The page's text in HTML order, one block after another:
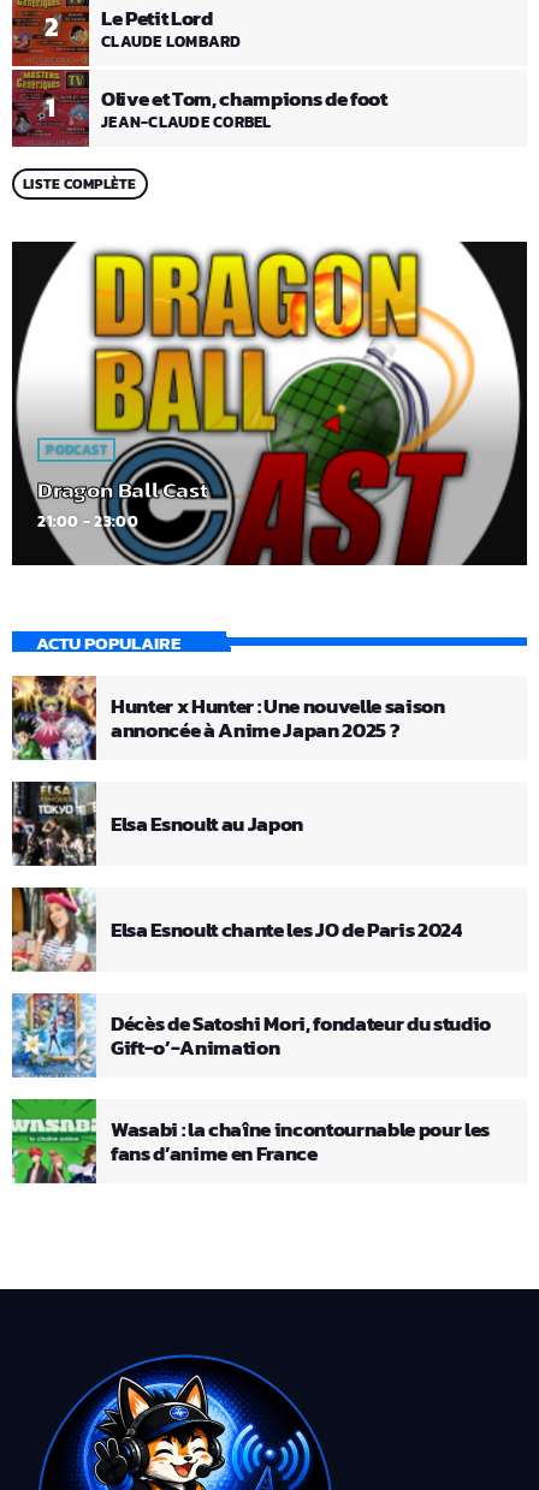
1 Olive et Tom, champions de foot
JEAN-CLAUDE CORBEL
2 Le Petit Lord
CLAUDE LOMBARD
LISTE COMPLÈTE
PODCAST
Dragon Ball Cast
21:00 - 23:00
ACTU POPULAIRE
Hunter x Hunter : Une nouvelle saison
annoncée à Anime Japan 2025 ?
Elsa Esnoult au Japon
Elsa Esnoult chante les JO de Paris 2024
Décès de Satoshi Mori, fondateur du studio
Gift-o’-Animation
Wasabi : la chaîne incontournable pour les
fans d’anime en France